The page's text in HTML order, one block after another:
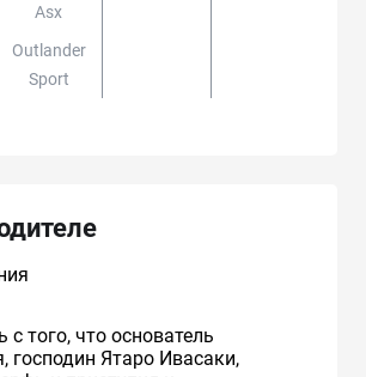
Asx
Outlander
Sport
с того, что основатель
господин Ятаро Ивасаки,